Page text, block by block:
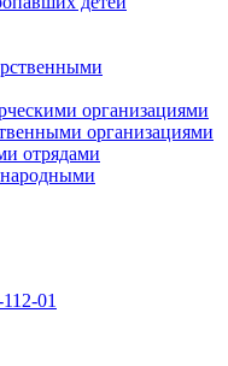
организациями
организациями
отрядами
01